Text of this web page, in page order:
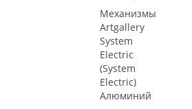
Механизмы
Artgallery
System
Electric
(System
Electric)
Алюминий